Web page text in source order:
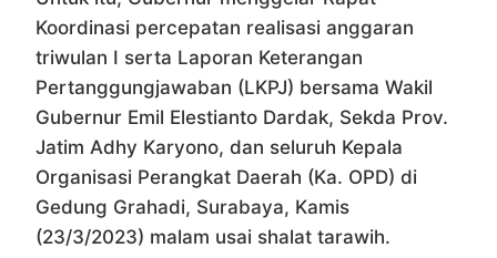
Koordinasi percepatan realisasi anggaran
triwulan I serta Laporan Keterangan
Pertanggungjawaban (LKPJ) bersama Wakil
Gubernur Emil Elestianto Dardak, Sekda Prov.
Jatim Adhy Karyono, dan seluruh Kepala
Organisasi Perangkat Daerah (Ka. OPD) di
Gedung Grahadi, Surabaya, Kamis
(23/3/2023) malam usai shalat tarawih.